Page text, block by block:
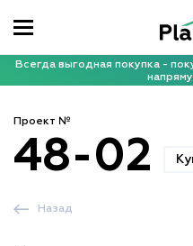
Всегда выгодная покупка -
Проект №
48-02
Назад